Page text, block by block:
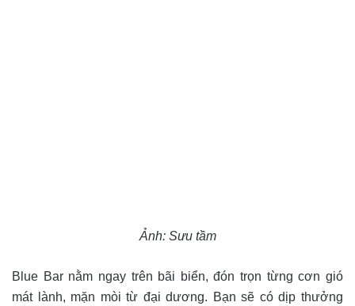
Ảnh: Sưu tầm
Blue Bar nằm ngay trên bãi biển, đón trọn từng cơn gió
mát lành, mặn mòi từ đại dương. Bạn sẽ có dịp thưởng